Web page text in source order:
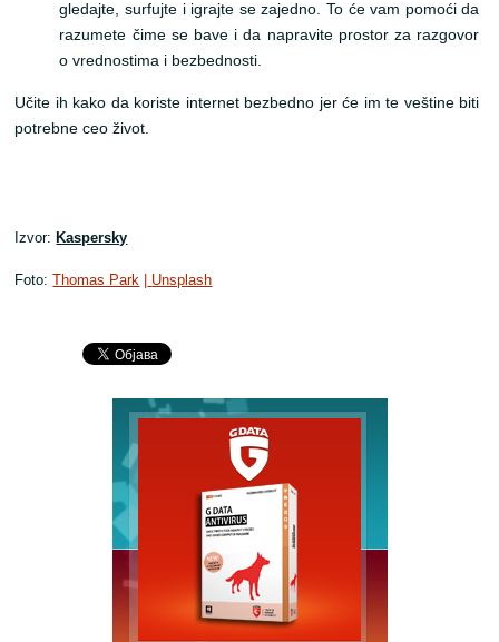
gledajte, surfujte i igrajte se zajedno. To će vam pomoći da
razumete čime se bave i da napravite prostor za razgovor
o vrednostima i bezbednosti.
Učite ih kako da koriste internet bezbedno jer će im te veštine biti
potrebne ceo život.
Izvor: Kaspersky
Foto:Thomas Park Unsplash